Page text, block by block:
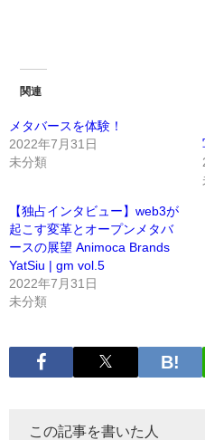
関連
メタバースを体験！
2022年7月31日
未分類
【独占インタビュー】web3が
起こす変革とオープンメタバ
ースの展望 Animoca Brands
YatSiu | gm vol.5
2022年7月31日
未分類
この記事を書いた人